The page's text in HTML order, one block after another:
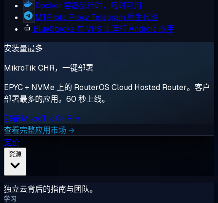
Docker 容器运行时，随时可用
MTProto Proxy Telegram 原生代理
BlueStacks 在 VPS 上运行 Android 应用
安装量最多
MikroTik CHR，一键部署
EPYC + NVMe 上的 RouterOS Cloud Hosted Router。客户
部署最多的应用。60 秒上线。
部署 MikroTik CHR →
查看完整应用市场 →
定价
独立云背后的指南与团队。
学习